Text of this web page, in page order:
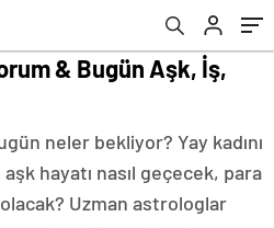
& Bugün Aşk, İş,
neler bekliyor? Yay kadını
hayatı nasıl geçecek, para
Uzman astrologlar